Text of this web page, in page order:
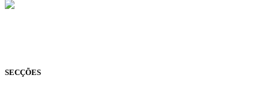
SECÇÕES